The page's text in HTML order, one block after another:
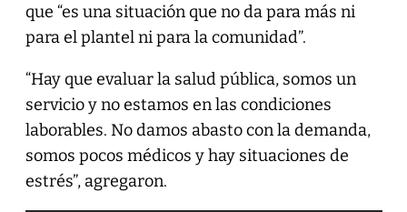
que “es una situación que no da para más ni
para el plantel ni para la comunidad”.
“Hay que evaluar la salud pública, somos un
servicio y no estamos en las condiciones
laborables. No damos abasto con la demanda,
somos pocos médicos y hay situaciones de
estrés”, agregaron.